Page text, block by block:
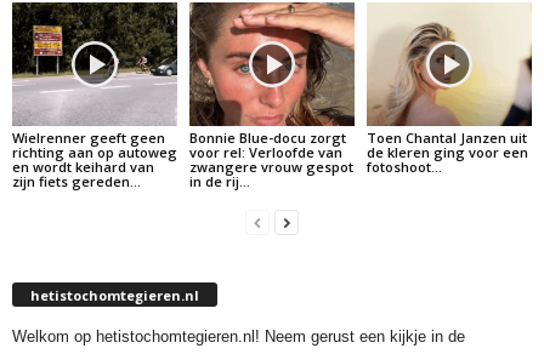
Wielrenner geeft geen
richting aan op autoweg
en wordt keihard van
zijn fiets gereden…
Bonnie Blue-docu zorgt
voor rel: Verloofde van
zwangere vrouw gespot
in de rij…
Toen Chantal Janzen uit
de kleren ging voor een
fotoshoot…
hetistochomtegieren.nl
Welkom op hetistochomtegieren.nl! Neem gerust een kijkje in de